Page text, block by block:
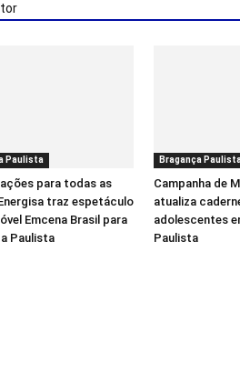
Paulista
para todas as
traz espetáculo
Emcena Brasil para
Paulista
Bragança
Campanha de
atualiza
adolescentes
Paulista